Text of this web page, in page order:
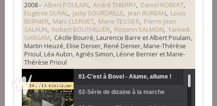
2008 - Albert POULAIN, André THIERRY, Daniel ROBERT,
Eugénie DUVAL, Jacky SOURDRILLE, Jean BURBAN, Louis
BERNIER, Marc CLERIVET, Marie TESSIER, Pierre-Jean
SALAUN, Robert BOUTHILLIER, Rozenn SALMON, Yannick
GARGAM, Cécile Bourré, Laurence Barre et Albert Poulain,
Martin Heuzé, Elise Denier, René Denier, Marie-Thérèse
Prioul, Léa Aubin, Agnès Simon, Léone Bernier et Marie-
Thérèse Prioul
01-C'est à Bovel - Alume, allume !
(Cécile Bourré, Laurence Barre et
02-Série de dizaine à la marche